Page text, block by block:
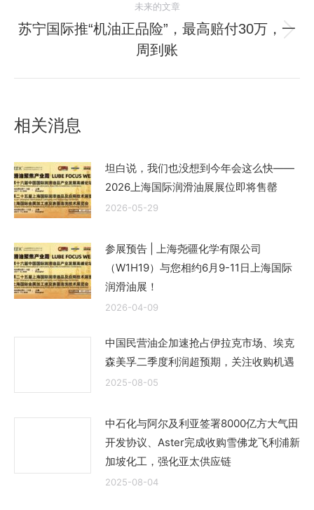
航
的
文
章：
未来的文章
未
来
的
苏宁国际推“机油正品险”，最高赔付30万，一
周到账
相关消息
坦白说，我们也没想到今年会这么快——
2026上海国际润滑油展展位即将售罄
2026-05-29
参展预告 | 上海尧疆化学有限公司
（W1H19）与您相约6月9-11日上海国际
润滑油展！
2026-04-09
中国民营油企加速抢占伊拉克市场、埃克
森美孚二季度利润超预期，关注收购机遇
2025-08-05
中石化与阿尔及利亚签署8000亿方大气田
开发协议、Aster完成收购雪佛龙飞利浦新
加坡化工，强化亚太供应链
2025-08-04